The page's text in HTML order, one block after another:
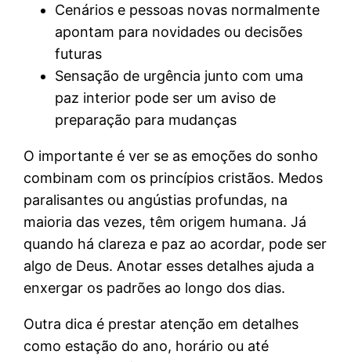
Cenários e pessoas novas normalmente
apontam para novidades ou decisões
futuras
Sensação de urgência junto com uma
paz interior pode ser um aviso de
preparação para mudanças
O importante é ver se as emoções do sonho
combinam com os princípios cristãos. Medos
paralisantes ou angústias profundas, na
maioria das vezes, têm origem humana. Já
quando há clareza e paz ao acordar, pode ser
algo de Deus. Anotar esses detalhes ajuda a
enxergar os padrões ao longo dos dias.
Outra dica é prestar atenção em detalhes
como estação do ano, horário ou até